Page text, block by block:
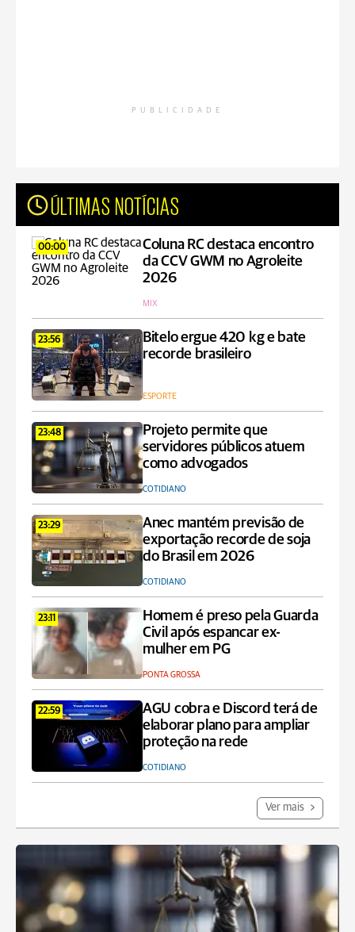
PUBLICIDADE
ÚLTIMAS NOTÍCIAS
00:00
Coluna RC destaca encontro
da CCV GWM no Agroleite
2026
MIX
23:56
Bitelo ergue 420 kg e bate
recorde brasileiro
ESPORTE
23:48
Projeto permite que
servidores públicos atuem
como advogados
COTIDIANO
23:29
Anec mantém previsão de
exportação recorde de soja
do Brasil em 2026
COTIDIANO
23:11
Homem é preso pela Guarda
Civil após espancar ex-
mulher em PG
PONTA GROSSA
22:59
AGU cobra e Discord terá de
elaborar plano para ampliar
proteção na rede
COTIDIANO
Ver mais